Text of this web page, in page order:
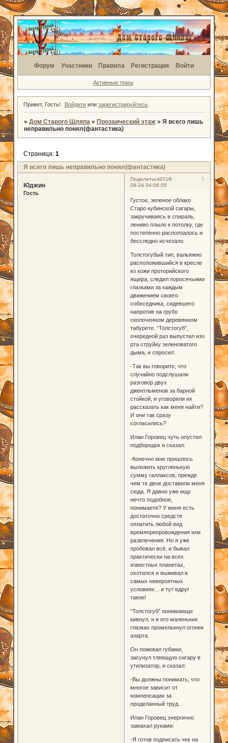
Форум Участники Правила Регистрация Войти
Активные темы
Привет, Гость! Войдите илизарегистрируйтесь
» Дом Старого Шляпа » Прозаический этаж » Я всего лишь
неправильно понял(фантастика)
Я всего лишь неправильно понял(фантастика)
Страница: 1
Поделиться 1
2018-
08-24 04:06:05
Юджин
Гость
Густое, зеленое облако
Старо кубинской сигары,
закручиваясь в спираль,
лениво плыло к потолку, где
постепенно расползалось и
бесследно исчезало.
Толстогубый тип, вальяжно
расположившийся в кресле
из кожи проторийского
ящера, следил поросячьими
глазками за каждым
движением своего
собеседника, сидевшего
напротив на грубо
сколоченном деревянном
табурете. “Толстогуб”,
очередной раз выпустил изо
рта струйку зеленоватого
дыма, и спросил:
-Так вы говорите, что
случайно подслушали
разговор двух
джентльменов за барной
стойкой, и уговорили их
рассказать как меня найти?
И они так сразу
согласились?
Илан Горовец чуть опустил
подбородок и сказал:
-Конечно мне пришлось
выложить кругленькую
сумму галлаксов, прежде
чем те двое доставили меня
сюда. Я давно уже ищу
нечто подобное,
понимаете? У меня есть
достаточно средств
оплатить любой вид
времяпрепровождения или
развлечения. Но я уже
пробовал всё, и бывал
практически на всех
известных планетах,
охотился и выживал в
самых невероятных
условиях... и тут вдруг
такое!
“Толстогуб” понимающе
кивнул, и в его маленьких
глазках промелькнул огонек
азарта.
Он пожевал губами,
засунул тлеющую сигару в
утилизатор, и сказал:
-Вы должны понимать, что
многое зависит от
компенсации за
проделанный труд...
Илан Горовец энергично
замахал руками:
-Я готов подписать чек на